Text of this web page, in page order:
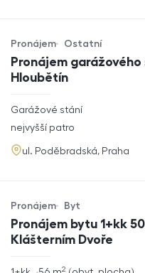
Pronájem garážového
Hloubětín
Typ nabídky
Pronájem
Typ nemovitosti
Ostatní
rozměry
Garážové stání
funkce
nejvyšší patro
adresa
ul. Poděbradská, Praha
Pronájem bytu 1+kk
Klášterním Dvoře
Typ nabídky
Pronájem
Typ nemovitosti
Byt
2